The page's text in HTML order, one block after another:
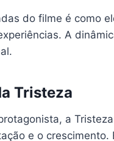
do filme é como
A
Tristeza
a
e o